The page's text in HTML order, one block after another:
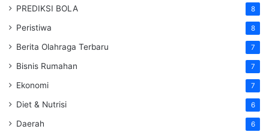
PREDIKSI BOLA 8
Peristiwa 8
Berita Olahraga Terbaru 7
Bisnis Rumahan 7
Ekonomi 7
Diet & Nutrisi 6
Daerah 6